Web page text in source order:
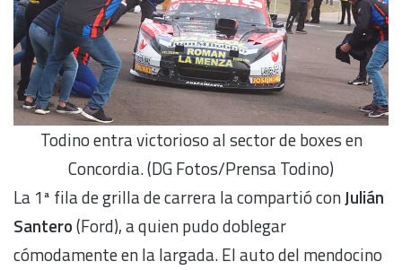
Todino entra victorioso al sector de boxes en
Concordia. (DG Fotos/Prensa Todino)
La 1ª fila de grilla de carrera la compartió conJulián
Santero(Ford), a quien pudo doblegar
cómodamente en la largada. El auto del mendocino